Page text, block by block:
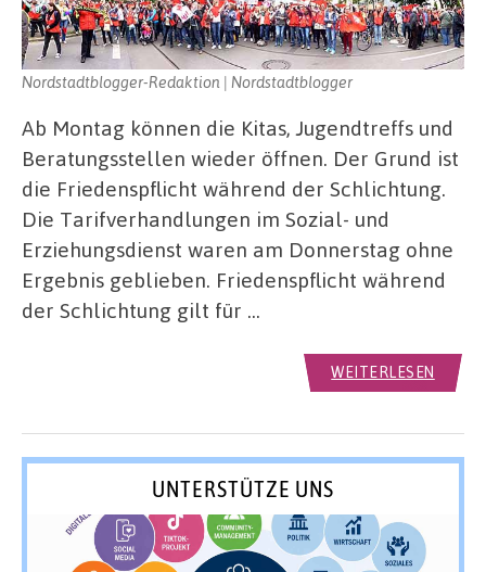
Nordstadtblogger-Redaktion | Nordstadtblogger
Ab Montag können die Kitas, Jugendtreffs und
Beratungsstellen wieder öffnen. Der Grund ist
die Friedenspflicht während der Schlichtung.
Die Tarifverhandlungen im Sozial- und
Erziehungsdienst waren am Donnerstag ohne
Ergebnis geblieben. Friedenspflicht während
der Schlichtung gilt für …
WEITERLESEN
UNTERSTÜTZE UNS